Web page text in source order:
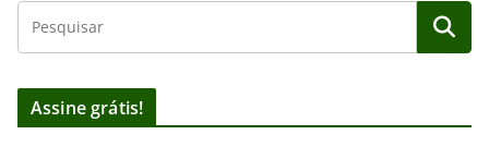
Assine grátis!